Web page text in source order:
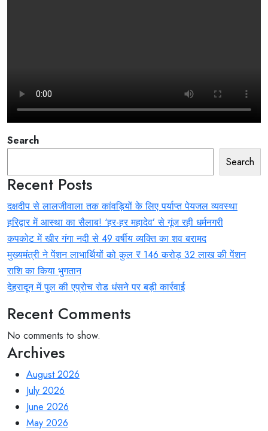
Search
Search
Recent Posts
दक्षदीप से लालजीवाला तक कांवड़ियों के लिए पर्याप्त पेयजल व्यवस्था
हरिद्वार में आस्था का सैलाब! ‘हर-हर महादेव’ से गूंज रही धर्मनगरी
कपकोट में खीर गंगा नदी से 49 वर्षीय व्यक्ति का शव बरामद
मुख्यमंत्री ने पेंशन लाभार्थियों को कुल ₹ 146 करोड़ 32 लाख की पेंशन
राशि का किया भुगतान
देहरादून में पुल की एप्रोच रोड धंसने पर बड़ी कार्रवाई
Recent Comments
No comments to show.
Archives
August 2026
July 2026
June 2026
May 2026